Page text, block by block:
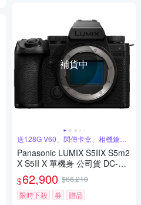
補貨中
送128G V60、閃傳卡盒、相機鑰匙
圈
Panasonic LUMIX S5IIX S5m2
X S5II X 單機身 公司貨 DC-S5
M2X
$62,900 $66,210
限時下殺
券 贈品